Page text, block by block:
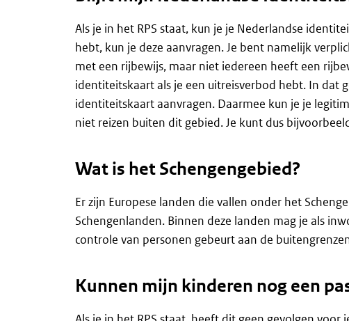
Als je in het RPS staat, kun je je Nederlandse
hebt, kun je deze aanvragen. Je bent namelijk
met een rijbewijs, maar niet iedereen heeft een
identiteitskaart als je een uitreisverbod hebt. In dat
identiteitskaart aanvragen. Daarmee kun je je
niet reizen buiten dit gebied. Je kunt dus
Wat is het Schengengebied?
Er zijn Europese landen die vallen onder het
Schengenlanden. Binnen deze landen mag je als
controle van personen gebeurt aan de
Kunnen mijn kinderen nog een